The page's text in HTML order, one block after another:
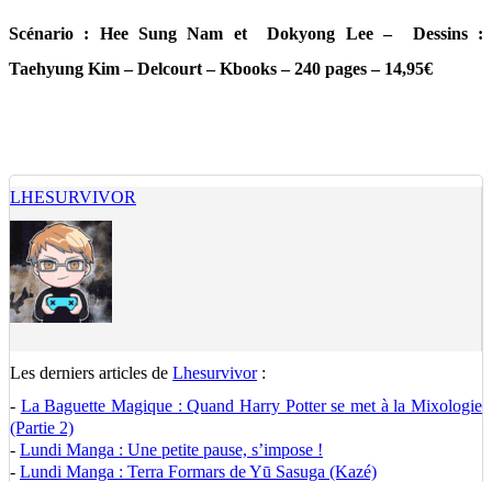
Scénario : Hee Sung Nam et Dokyong Lee – Dessins :
Taehyung Kim – Delcourt – Kbooks – 240 pages – 14,95€
LHESURVIVOR
Les derniers articles de Lhesurvivor:
- La Baguette Magique : Quand Harry Potter se met à la Mixologie
(Partie 2)
- Lundi Manga : Une petite pause, s’impose !
- Lundi Manga : Terra Formars de Yū Sasuga (Kazé)